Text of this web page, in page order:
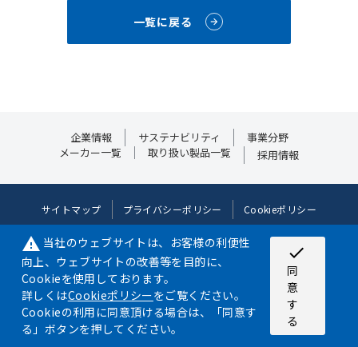
一覧に戻る
企業情報 サステナビリティ
事業分野
メーカー一覧
取り扱い製品一覧 採用情報
サイトマップ プライバシーポリシー Cookieポリシー
©2024 NIPPON AIRCRAFT SUPPLY CO.,LTD. ALL RIGHT RESERVED.
©JDF/Adapted
warning 当社のウェブサイトは、お客様の利便性
向上、ウェブサイトの改善等を目的に、
Cookieを使用しております。
詳しくはCookieポリシーをご覧ください。
Cookieの利用に同意頂ける場合は、「同意す
る」ボタンを押してください。
check
同
意
す
る